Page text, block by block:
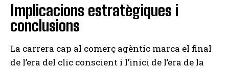
Implicacions estratègiques i
conclusions
La carrera cap al comerç agèntic marca el final
de l’era del clic conscient i l’inici de l’era de la